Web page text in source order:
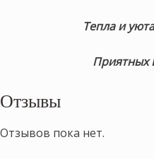
Тепла и
Приятных
Отзывы
Отзывов пока нет.